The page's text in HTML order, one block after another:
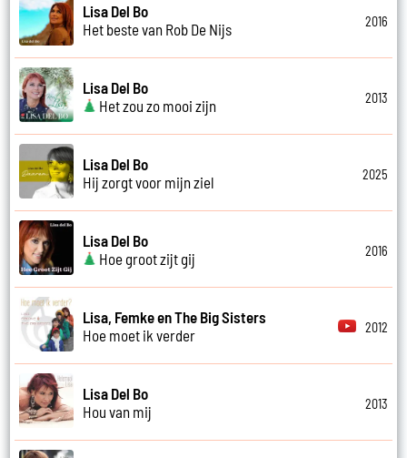
Lisa Del Bo
Het beste van Rob De Nijs
2016
Lisa Del Bo
Het zou zo mooi zijn
2013
Lisa Del Bo
Hij zorgt voor mijn ziel
2025
Lisa Del Bo
Hoe groot zijt gij
2016
Lisa, Femke en The Big Sisters
Hoe moet ik verder
2012
Lisa Del Bo
Hou van mij
2013